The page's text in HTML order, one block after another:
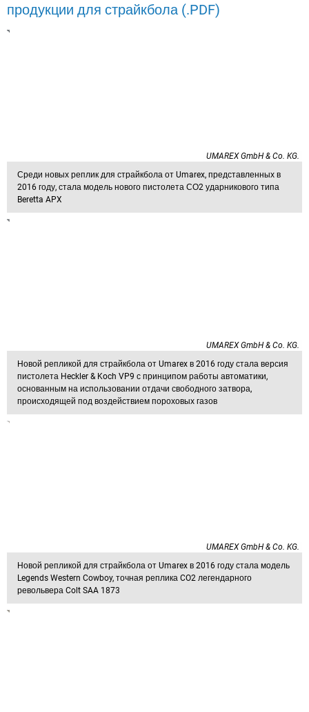
продукции для страйкбола (.PDF)
UMAREX GmbH & Co. KG.
Среди новых реплик для страйкбола от Umarex, представленных в
2016 году, стала модель нового пистолета СО2 ударникового типа
Beretta APX
UMAREX GmbH & Co. KG.
Новой репликой для страйкбола от Umarex в 2016 году стала версия
пистолета Heckler & Koch VP9 с принципом работы автоматики,
основанным на использовании отдачи свободного затвора,
происходящей под воздействием пороховых газов
UMAREX GmbH & Co. KG.
Новой репликой для страйкбола от Umarex в 2016 году стала модель
Legends Western Cowboy, точная реплика CO2 легендарного
револьвера Colt SAA 1873